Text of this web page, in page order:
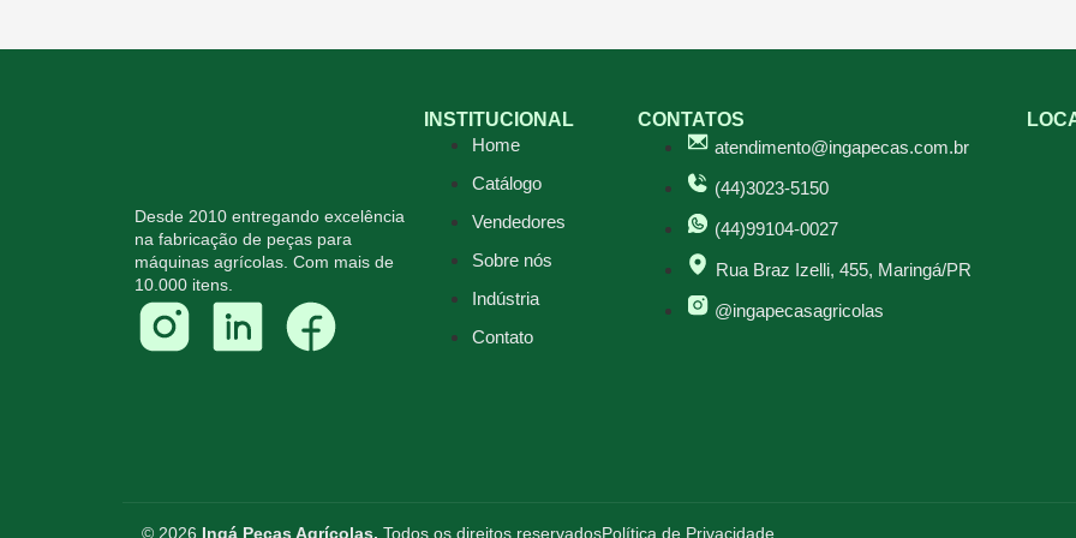
Desde 2010 entregando excelência
na fabricação de peças para
máquinas agrícolas. Com mais de
10.000 itens.
INSTITUCIONAL
Home
Catálogo
Vendedores
Sobre nós
Indústria
Contato
CONTATOS
atendimento@ingapecas.com.br
(44)3023-5150
(44)99104-0027
Rua Braz Izelli, 455, Maringá/PR
@ingapecasagricolas
© 2026 Ingá Peças Agrícolas. Todos os direitos reservadosPolítica de Privacidade